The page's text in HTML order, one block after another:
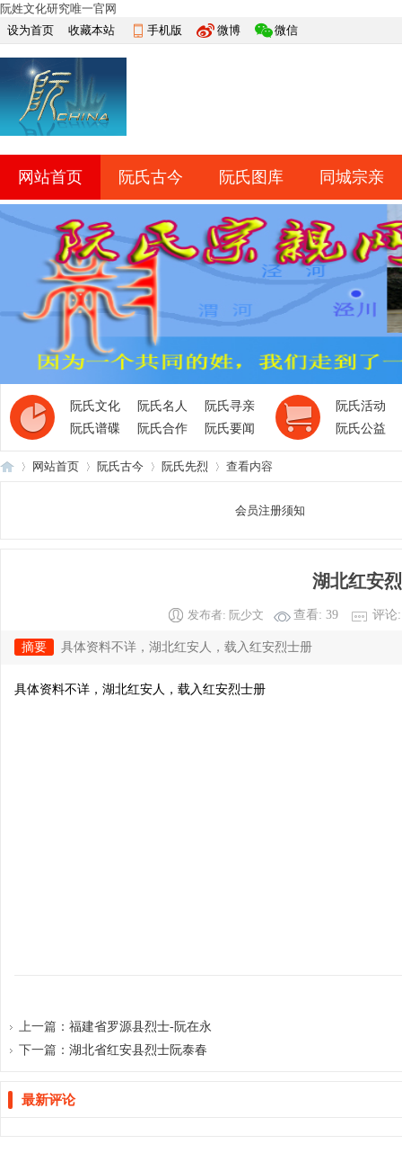
阮姓文化研究唯一官网
设为首页
收藏本站 手机版 微博 微信
快捷导航
网站首页 阮氏古今 阮氏图库 同城宗亲
网上祭祀 排行榜 导读
阮氏文化 阮氏名人
阮氏寻亲
阮氏谱碟
阮氏合作 阮氏要闻
阮氏活动
阮氏公益
网站首页 阮氏古今 阮氏先烈 查看内容
会员注册须知
湖北红安
发布者: 阮少文 查看: 39 评论
摘要 具体资料不详，湖北红安人，载入红安烈士册
具体资料不详，湖北红安人，载入红安烈士册
上一篇： 福建省罗源县烈士-阮在永
下一篇： 湖北省红安县烈士阮泰春
最新评论